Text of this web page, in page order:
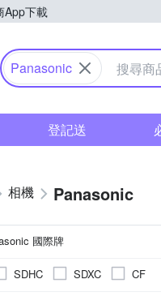
App下載
購物中心
Panasonic
登記送
相機 Panasonic
國際牌
SDHC SDXC CF